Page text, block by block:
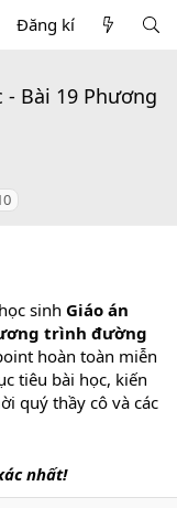
Đăng kí
Bài 19 Phương
sinh Giáo án
trình đường
hoàn toàn miễn
tiêu bài học, kiến
quý thầy cô và các
nhất!